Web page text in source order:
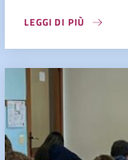
LEGGI DI PIÙ